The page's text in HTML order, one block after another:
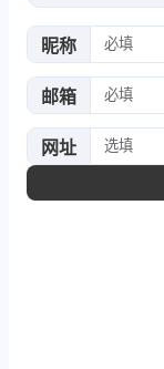
昵称
邮箱
网址